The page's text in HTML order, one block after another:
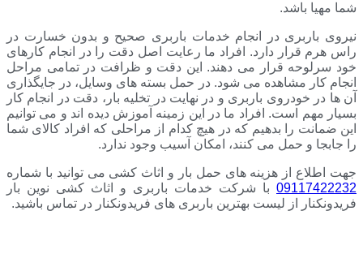
شما مهیا باشد.
نیروی باربری در انجام خدمات باربری صحیح و بدون خسارت در
راس هرم قرار دارد. افراد ما رعایت اصل دقت را در انجام کارهای
خود سرلوحه قرار می دهند. این دقت و ظرافت در تمامی مراحل
انجام کار مشاهده می شود. در حمل بسته های وسایل، در جایگذاری
آن ها در خودروی باربری و در نهایت در تخلیه بار، دقت در انجام کار
بسیار مهم است. افراد ما در این زمینه آموزش دیده اند و می توانیم
این ضمانت را بدهیم که در هیچ کدام از مراحلی که افراد کالای شما
را جابجا و حمل می کنند، امکان آسیب وجود ندارد.
جهت اطلاع از هزینه های حمل بار و اثاث کشی می توانید با شماره
09117422232 با شرکت خدمات باربری و اثاث کشی نوین بار
فریدونکنار از لیست بهترین باربری های فریدونکنار در تماس باشید.